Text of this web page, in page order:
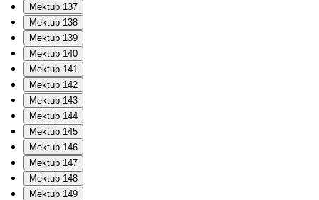
Mektub 137
Mektub 138
Mektub 139
Mektub 140
Mektub 141
Mektub 142
Mektub 143
Mektub 144
Mektub 145
Mektub 146
Mektub 147
Mektub 148
Mektub 149